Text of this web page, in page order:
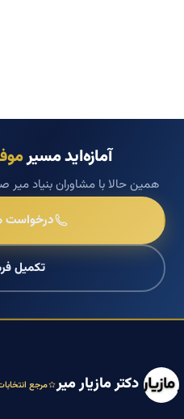
آمازه‌اید مسیر
همین حالا با مشاوران بنیاد میر
درخواست
تکمیل
دکتر مازیار میر مرجع